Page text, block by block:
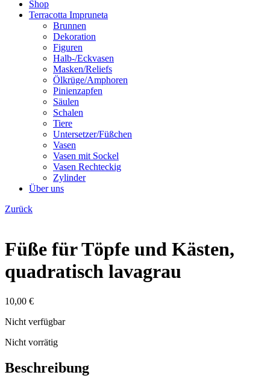
Shop
Terracotta Impruneta
Brunnen
Dekoration
Figuren
Halb-/Eckvasen
Masken/Reliefs
Ölkrüge/Amphoren
Pinienzapfen
Säulen
Schalen
Tiere
Untersetzer/Füßchen
Vasen
Vasen mit Sockel
Vasen Rechteckig
Zylinder
Über uns
Zurück
Füße für Töpfe und Kästen,
quadratisch lavagrau
10,00 €
Nicht verfügbar
Nicht vorrätig
Beschreibung